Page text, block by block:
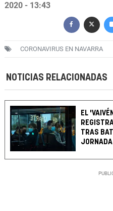
2020 - 13:43
CORONAVIRUS EN NAVARRA
NOTICIAS RELACIONADAS
EL
TRAS
JORNADA